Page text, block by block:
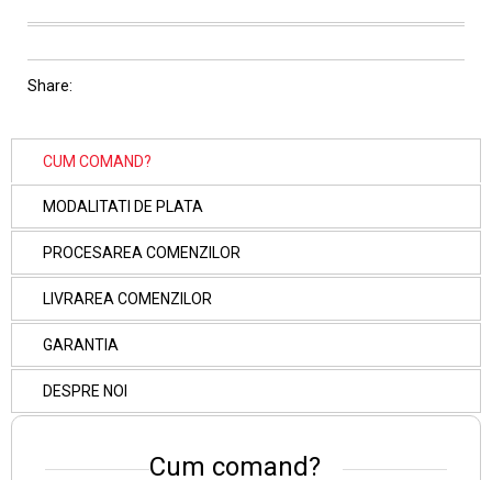
Share:
CUM COMAND?
MODALITATI DE PLATA
PROCESAREA COMENZILOR
LIVRAREA COMENZILOR
GARANTIA
DESPRE NOI
Cum comand?